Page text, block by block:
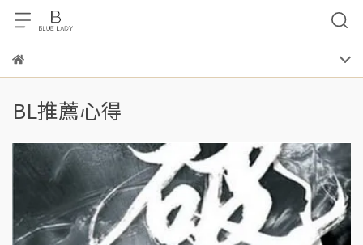
BL推薦心得